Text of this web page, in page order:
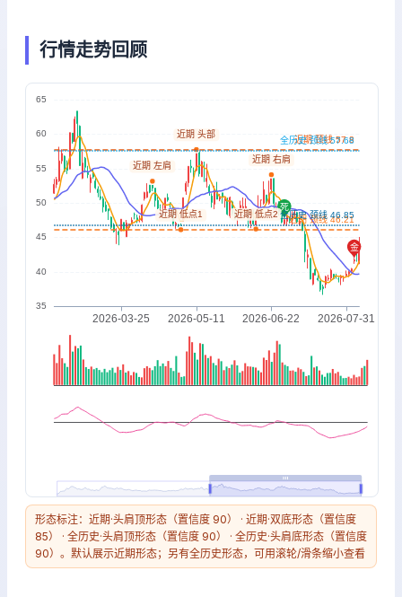
行情走势回顾
形态标注：近期·头肩顶形态（置信度 90） · 近期·双底形态（置信度
85） · 全历史·头肩顶形态（置信度 90） · 全历史·头肩底形态（置信度
90）。默认展示近期形态；另有全历史形态，可用滚轮/滑条缩小查看